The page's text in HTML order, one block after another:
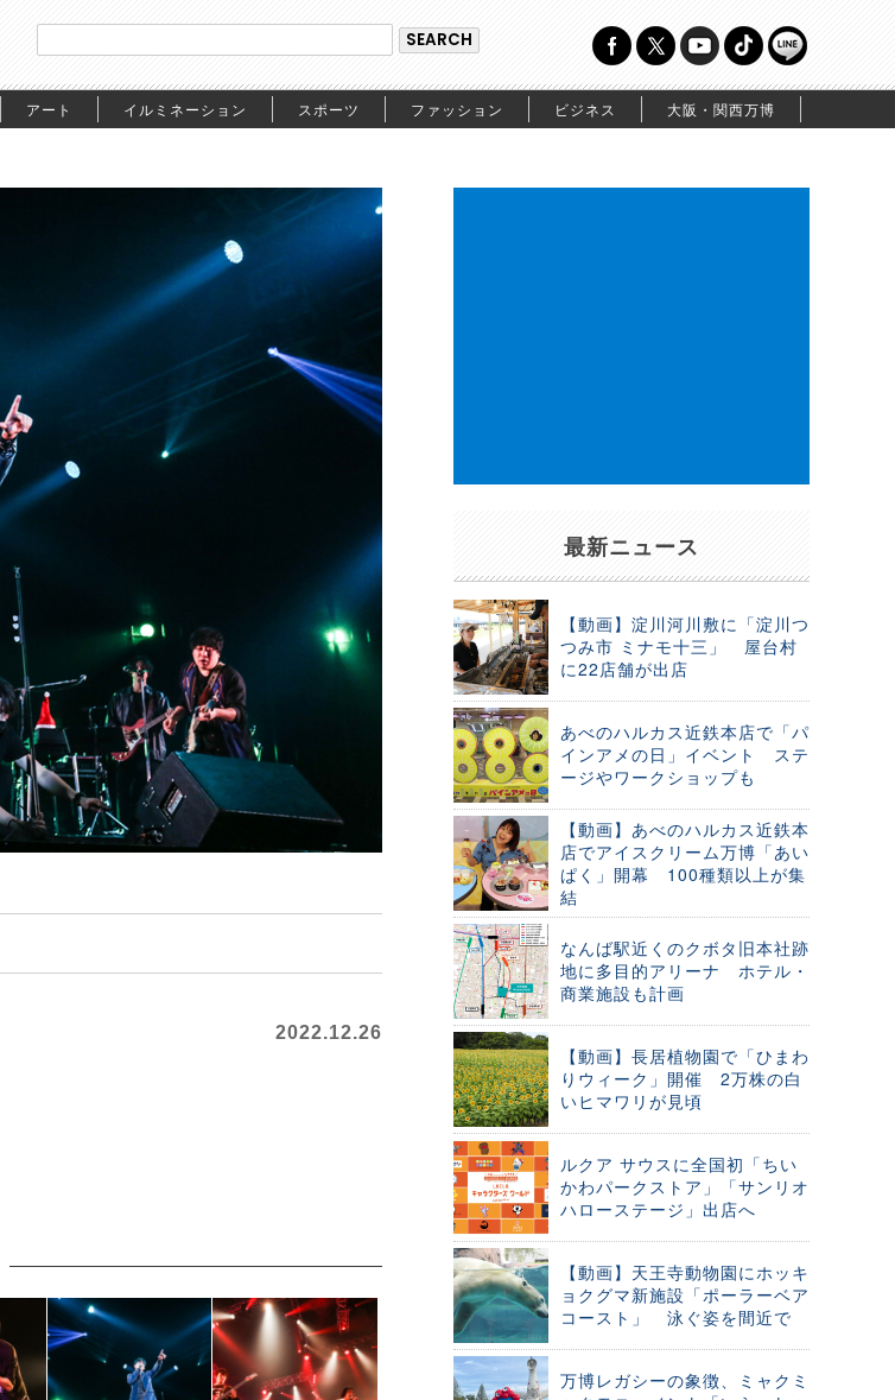
アート イルミネーション スポーツ ファッション ビジネス 大阪・関西万博
2022.12.26
最新ニュース
【動画】淀川河川敷に「淀川つ
つみ市 ミナモ十三」 屋台村
に22店舗が出店
あべのハルカス近鉄本店で「パ
インアメの日」イベント ステ
ージやワークショップも
【動画】あべのハルカス近鉄本
店でアイスクリーム万博「あい
ぱく」開幕 100種類以上が集
結
なんば駅近くのクボタ旧本社跡
地に多目的アリーナ ホテル・
商業施設も計画
【動画】長居植物園で「ひまわ
りウィーク」開催 2万株の白
いヒマワリが見頃
ルクア サウスに全国初「ちい
かわパークストア」「サンリオ
ハローステージ」出店へ
【動画】天王寺動物園にホッキ
ョクグマ新施設「ポーラーベア
コースト」 泳ぐ姿を間近で
万博レガシーの象徴、ミャクミ